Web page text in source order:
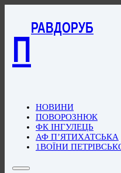
П
РАВДОРУБ
НОВИНИ
ПОВОРОЗНЮК
ФК ІНГУЛЕЦЬ
АФ П’ЯТИХАТСЬКА
1ВОЇНИ